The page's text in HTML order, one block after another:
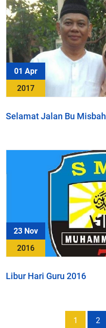
01 Apr
2017
Selamat Jalan Bu Misbah
23 Nov
2016
Libur Hari Guru 2016
1 2